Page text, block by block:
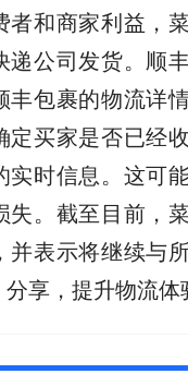
者和商家利益，
递公司发货。顺
丰包裹的物流详
定买家是否已经
实时信息。这可
失。截至目前，
并表示将继续与
享，提升物流体